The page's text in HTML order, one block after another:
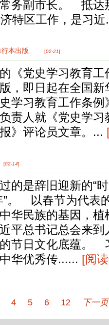
务副市长。 抵达
特区工作，是习
行本出版 [02-21]
《党史学习教育工
，即日起在全国
学习教育工作条
责人就《党史学
》评论员文章。...
[02-14]
的是辞旧迎新的“
”。 以春节为代表
华民族的基因，
平总书记总会来
节日文化底蕴。
华优秀传...... [阅
4 5 6 12 下一页